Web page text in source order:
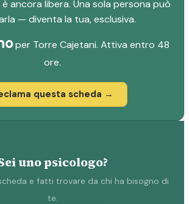
ancora libera. Una sola persona può
— diventa la tua, esclusiva.
per Torre Cajetani. Attiva entro 48
ore.
questa scheda →
uno psicologo?
e fatti trovare da chi ha bisogno di
te.